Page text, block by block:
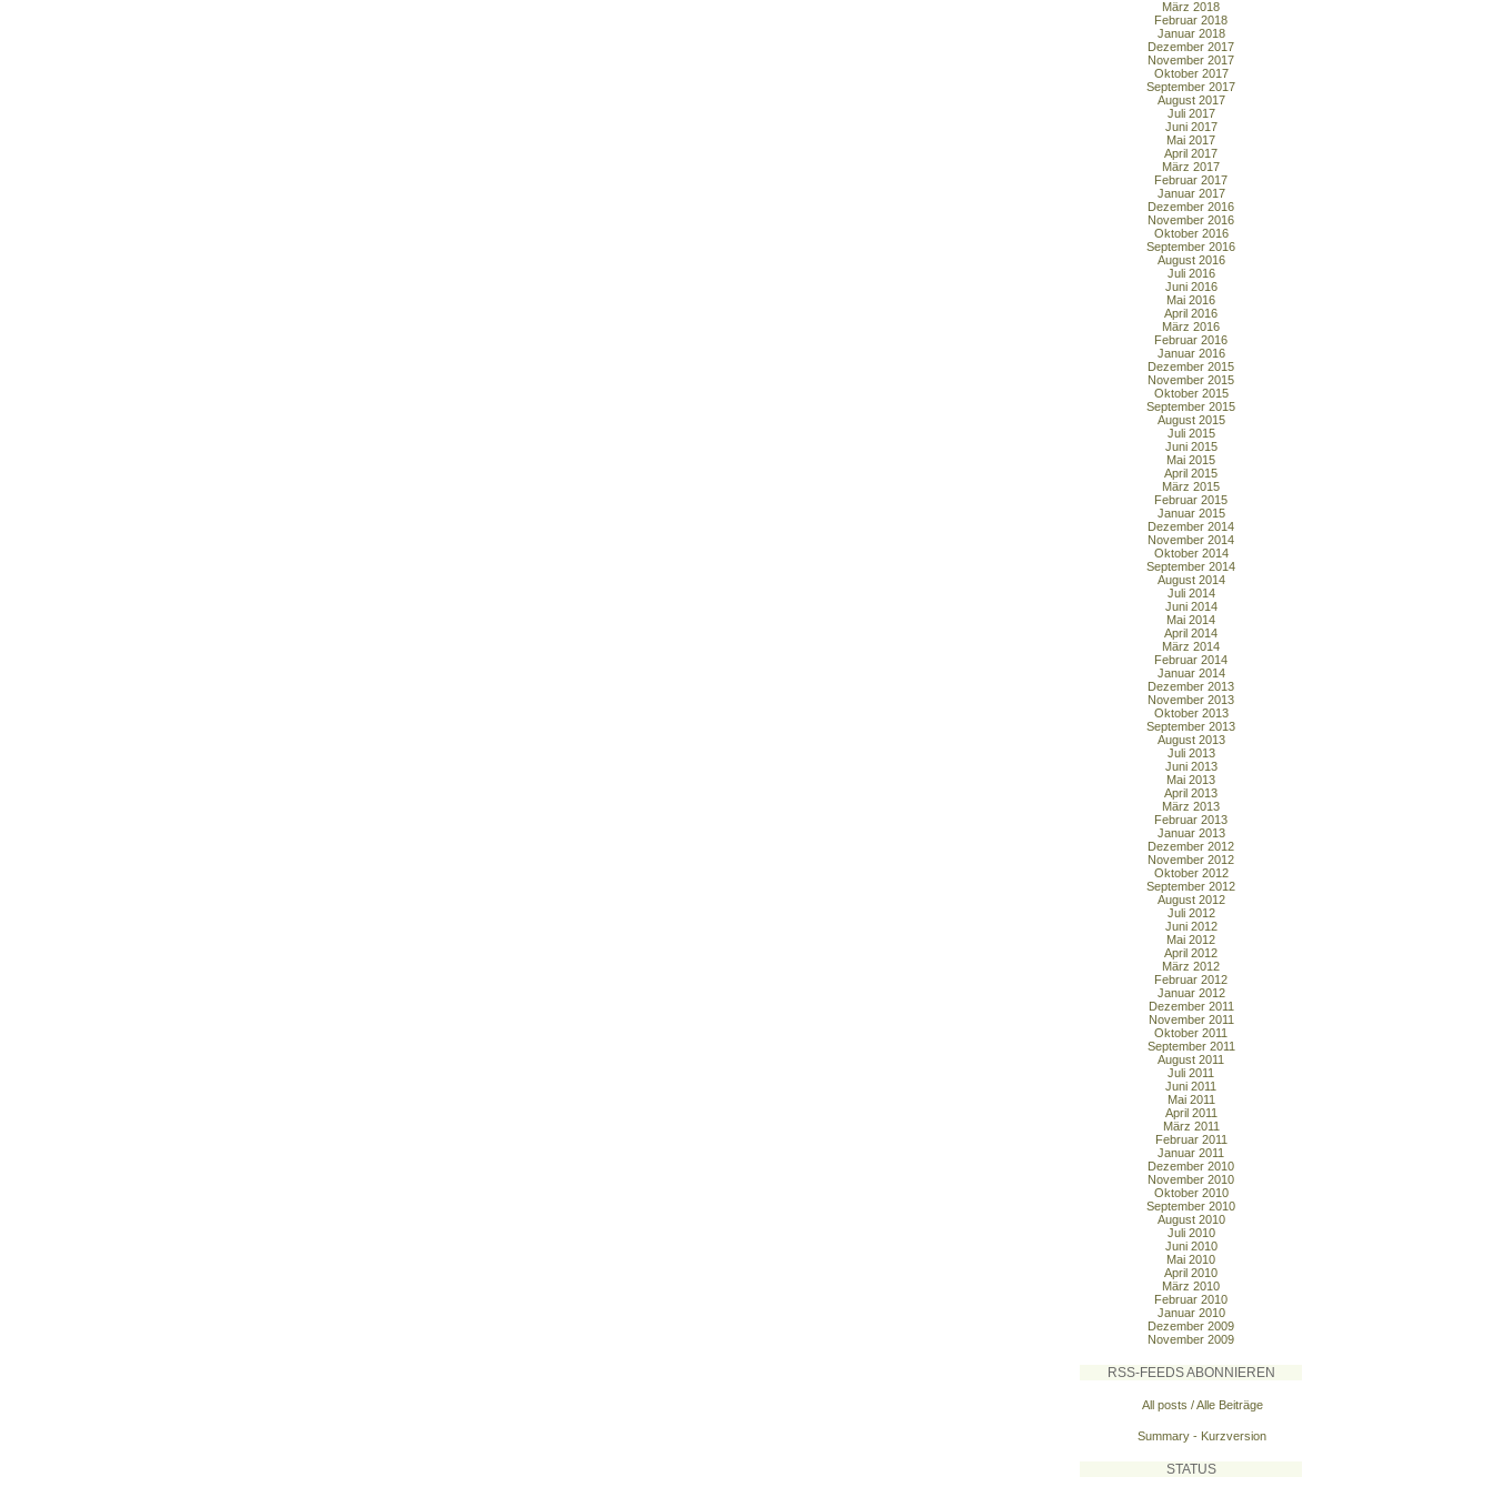
März 2018
Februar 2018
Januar 2018
Dezember 2017
November 2017
Oktober 2017
September 2017
August 2017
Juli 2017
Juni 2017
Mai 2017
April 2017
März 2017
Februar 2017
Januar 2017
Dezember 2016
November 2016
Oktober 2016
September 2016
August 2016
Juli 2016
Juni 2016
Mai 2016
April 2016
März 2016
Februar 2016
Januar 2016
Dezember 2015
November 2015
Oktober 2015
September 2015
August 2015
Juli 2015
Juni 2015
Mai 2015
April 2015
März 2015
Februar 2015
Januar 2015
Dezember 2014
November 2014
Oktober 2014
September 2014
August 2014
Juli 2014
Juni 2014
Mai 2014
April 2014
März 2014
Februar 2014
Januar 2014
Dezember 2013
November 2013
Oktober 2013
September 2013
August 2013
Juli 2013
Juni 2013
Mai 2013
April 2013
März 2013
Februar 2013
Januar 2013
Dezember 2012
November 2012
Oktober 2012
September 2012
August 2012
Juli 2012
Juni 2012
Mai 2012
April 2012
März 2012
Februar 2012
Januar 2012
Dezember 2011
November 2011
Oktober 2011
September 2011
August 2011
Juli 2011
Juni 2011
Mai 2011
April 2011
März 2011
Februar 2011
Januar 2011
Dezember 2010
November 2010
Oktober 2010
September 2010
August 2010
Juli 2010
Juni 2010
Mai 2010
April 2010
März 2010
Februar 2010
Januar 2010
Dezember 2009
November 2009
RSS-FEEDS ABONNIEREN
All posts / Alle Beiträge
Summary - Kurzversion
STATUS